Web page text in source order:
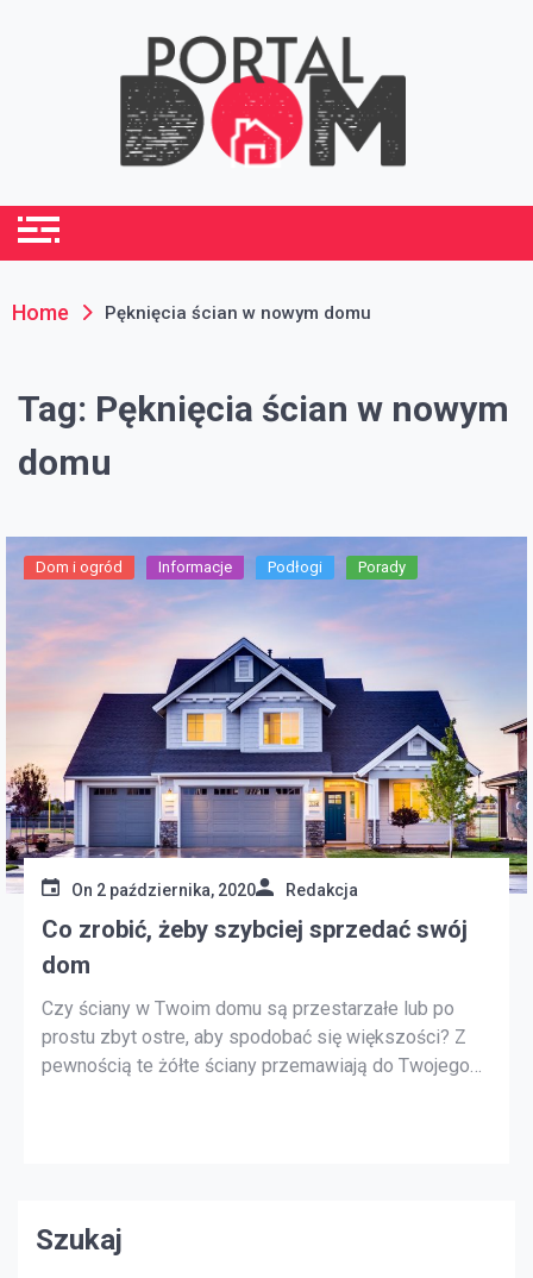
portaldom.com.pl
Home Pęknięcia ścian w nowym domu
Tag: Pęknięcia ścian w nowym
domu
Dom i ogród Informacje Podłogi Porady
On 2 października, 2020 Redakcja
Co zrobić, żeby szybciej sprzedać swój
dom
Czy ściany w Twoim domu są przestarzałe lub po
prostu zbyt ostre, aby spodobać się większości? Z
pewnością te żółte ściany przemawiają do Twojego
Szukaj